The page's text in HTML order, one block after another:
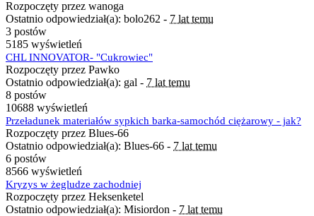
Rozpoczęty przez wanoga
Ostatnio odpowiedział(a): bolo262 - 7 lat temu
3 postów
5185 wyświetleń
CHL INNOVATOR- "Cukrowiec"
Rozpoczęty przez Pawko
Ostatnio odpowiedział(a): gal - 7 lat temu
8 postów
10688 wyświetleń
Przeładunek materiałów sypkich barka-samochód ciężarowy - jak?
Rozpoczęty przez Blues-66
Ostatnio odpowiedział(a): Blues-66 - 7 lat temu
6 postów
8566 wyświetleń
Kryzys w żegludze zachodniej
Rozpoczęty przez Heksenketel
Ostatnio odpowiedział(a): Misiordon - 7 lat temu